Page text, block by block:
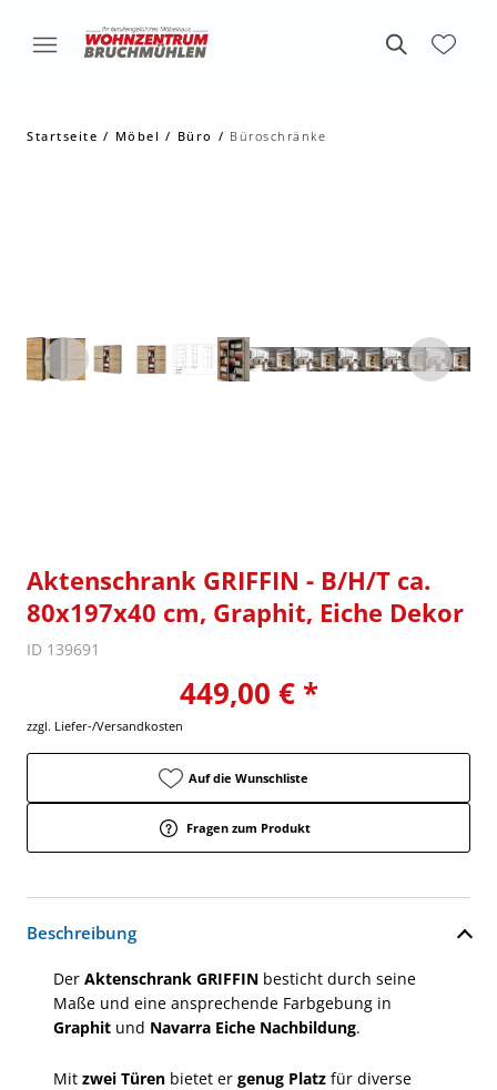
Startseite Möbel Büro Büroschränke
Aktenschrank GRIFFIN - B/H/T ca.
80x197x40 cm, Graphit, Eiche Dekor
ID 139691
449,00 € *
zzgl. Liefer-/Versandkosten
Auf die Wunschliste
Fragen zum Produkt
Beschreibung
Der Aktenschrank GRIFFIN besticht durch seine
Maße und eine ansprechende Farbgebung in
Graphit und Navarra Eiche Nachbildung.
Mit zwei Türen bietet er genug Platz für diverse